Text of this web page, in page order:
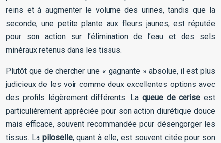
reins et à augmenter le volume des urines, tandis que la
seconde, une petite plante aux fleurs jaunes, est réputée
pour son action sur l’élimination de l’eau et des sels
minéraux retenus dans les tissus.
Plutôt que de chercher une « gagnante » absolue, il est plus
judicieux de les voir comme deux excellentes options avec
des profils légèrement différents. La queue de cerise est
particulièrement appréciée pour son action diurétique douce
mais efficace, souvent recommandée pour désengorger les
tissus. La piloselle, quant à elle, est souvent citée pour son